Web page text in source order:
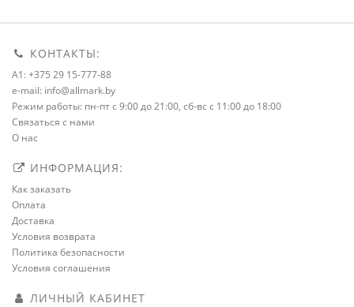
КОНТАКТЫ:
A1: +375 29 15-777-88
e-mail: info@allmark.by
Режим работы: пн-пт с 9:00 до 21:00, сб-вс с 11:00 до 18:00
Связаться с нами
О нас
ИНФОРМАЦИЯ:
Как заказать
Оплата
Доставка
Условия возврата
Политика безопасности
Условия соглашения
ЛИЧНЫЙ КАБИНЕТ